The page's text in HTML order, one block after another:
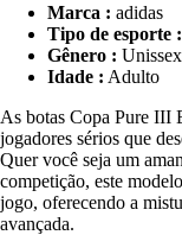
Marca : adidas
Tipo de esporte :
Gênero : Unissex
Idade : Adulto
As botas Copa Pure III
jogadores sérios que
Quer você seja um
competição, este
jogo, oferecendo a
avançada.